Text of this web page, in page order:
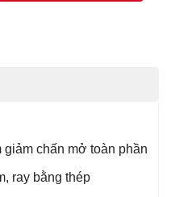
giảm chấn mở toàn phần
ray bằng thép